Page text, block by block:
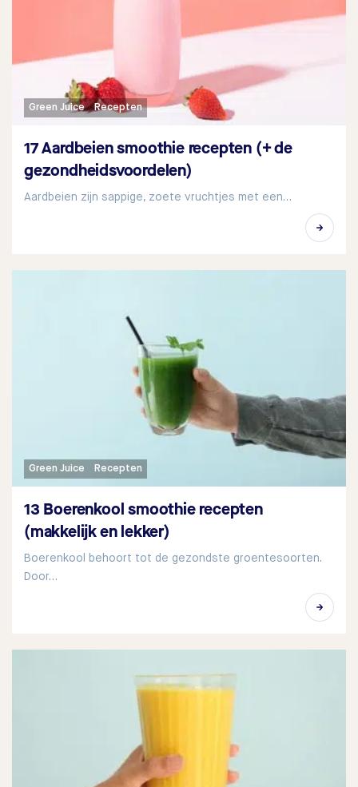
Green Juice Recepten
17 Aardbeien smoothie recepten (+ de
gezondheidsvoordelen)
Aardbeien zijn sappige, zoete vruchtjes met een…
Green Juice Recepten
13 Boerenkool smoothie recepten
(makkelijk en lekker)
Boerenkool behoort tot de gezondste groentesoorten.
Door…